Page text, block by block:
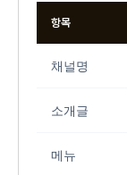
항목
채널명
소개글
메뉴